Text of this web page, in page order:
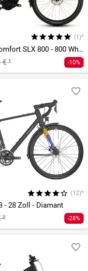
(1)*
Touring Hybrid Comfort SLX 800 - 800 Wh - 28 Zoll - Tiefeinsteiger - 2026
€¹ -10%
(12)*
- 28 Zoll - Diamant
² -28%